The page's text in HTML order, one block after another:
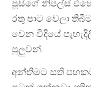
පූසිගේ නිපල්ස්
රතු පාට වෙලා
වෙන විදියේ
පුලුවන්.
අන්තිමට සති